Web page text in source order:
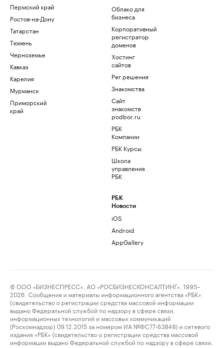
Пермский край
Ростов-на-Дону
Татарстан
Тюмень
Черноземье
Кавказ
Карелия
Мурманск
Приморский
край
Облако для
бизнеса
Корпоративный
регистратор
доменов
Хостинг
сайтов
Рег.решения
Знакомства
Сайт
знакомств
podbor.ru
РБК
Компании
РБК Курсы
Школа
управления
РБК
РБК
Новости
iOS
Android
AppGallery
© ООО «БИЗНЕСПРЕСС», АО «РОСБИЗНЕСКОНСАЛТИНГ», 1995–
2026. Сообщения и материалы информационного агентства «РБК»
(свидетельство о регистрации средства массовой информации
выдано Федеральной службой по надзору в сфере связи,
информационных технологий и массовых коммуникаций
(Роскомнадзор) 09.12.2015 за номером ИА №ФС77-63848) и сетевого
издания «РБК» (свидетельство о регистрации средства массовой
информации выдано Федеральной службой по надзору в сфере связи,